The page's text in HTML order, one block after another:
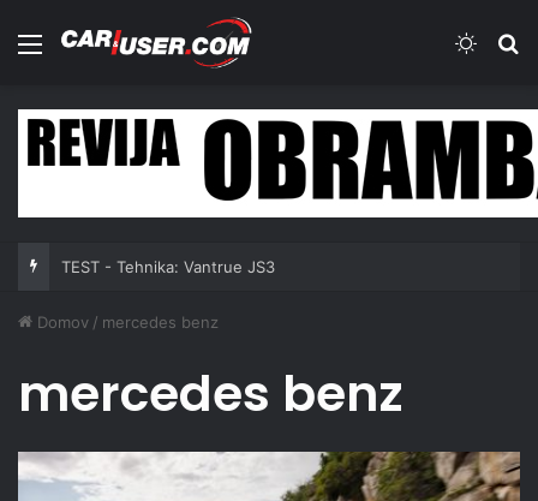
Meni
TEST - Tehnika: Vantrue JS3
Domov / mercedes benz
mercedes benz